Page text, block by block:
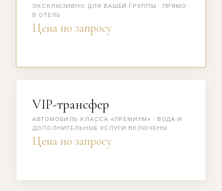
ЭКСКЛЮЗИВНО ДЛЯ ВАШЕЙ ГРУППЫ · ПРЯМО
В ОТЕЛЬ
Цена по запросу
VIP-трансфер
АВТОМОБИЛЬ КЛАССА «ПРЕМИУМ» · ВОДА И
ДОПОЛНИТЕЛЬНЫЕ УСЛУГИ ВКЛЮЧЕНЫ
Цена по запросу